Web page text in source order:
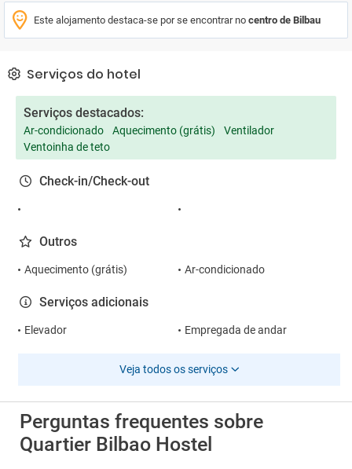
Este alojamento destaca-se por se encontrar no centro de Bilbau
Serviços do hotel
Serviços destacados:
Ar-condicionado Aquecimento (grátis)
Ventilador
Ventoinha de teto
Check-in/Check-out
Outros
Aquecimento (grátis) Ar-condicionado
Serviços adicionais
Elevador Empregada de andar
Veja todos os serviços
Perguntas frequentes sobre
Quartier Bilbao Hostel